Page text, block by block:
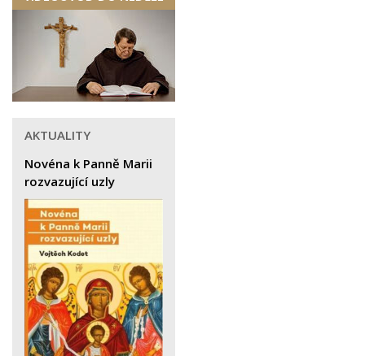
AKTUALITY
Novéna k Panně Marii
rozvazující uzly